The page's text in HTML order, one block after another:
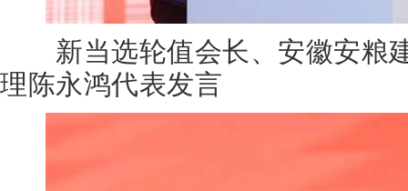
新当选轮值会长、安徽安粮
理陈永鸿代表发言